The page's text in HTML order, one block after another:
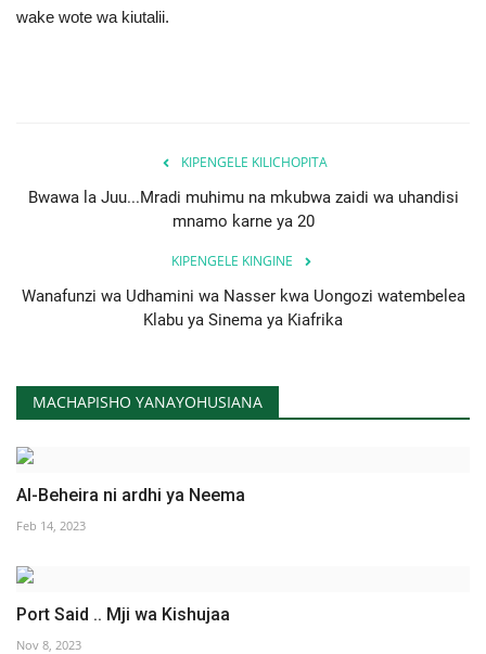
wake wote wa kiutalii.
KIPENGELE KILICHOPITA
Bwawa la Juu...Mradi muhimu na mkubwa zaidi wa uhandisi
mnamo karne ya 20
KIPENGELE KINGINE
Wanafunzi wa Udhamini wa Nasser kwa Uongozi watembelea
Klabu ya Sinema ya Kiafrika
MACHAPISHO YANAYOHUSIANA
Al-Beheira ni ardhi ya Neema
Feb 14, 2023
Port Said .. Mji wa Kishujaa
Nov 8, 2023